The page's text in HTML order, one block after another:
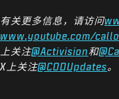
有关更多信息，请访问
www.youtube.com/
上关注@Activision和
X上关注@CODUpdates。